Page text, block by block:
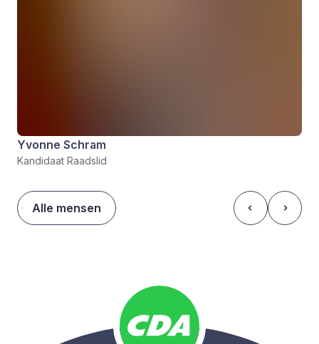
Yvonne Schram
Kandidaat Raadslid
Alle mensen